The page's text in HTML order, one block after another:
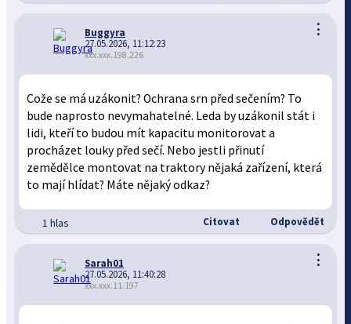
⋮
Buggyra
27.05.2026, 11:12:23
xxx.xxx.198.226
Cože se má uzákonit? Ochrana srn před sečením? To
bude naprosto nevymahatelné. Leda by uzákonil stát i
lidi, kteří to budou mít kapacitu monitorovat a
procházet louky před sečí. Nebo jestli přinutí
zemědělce montovat na traktory nějaká zařízení, která
to mají hlídat? Máte nějaký odkaz?
1 hlas Citovat Odpovědět
⋮
Sarah01
27.05.2026, 11:40:28
xxx.xxx.11.197